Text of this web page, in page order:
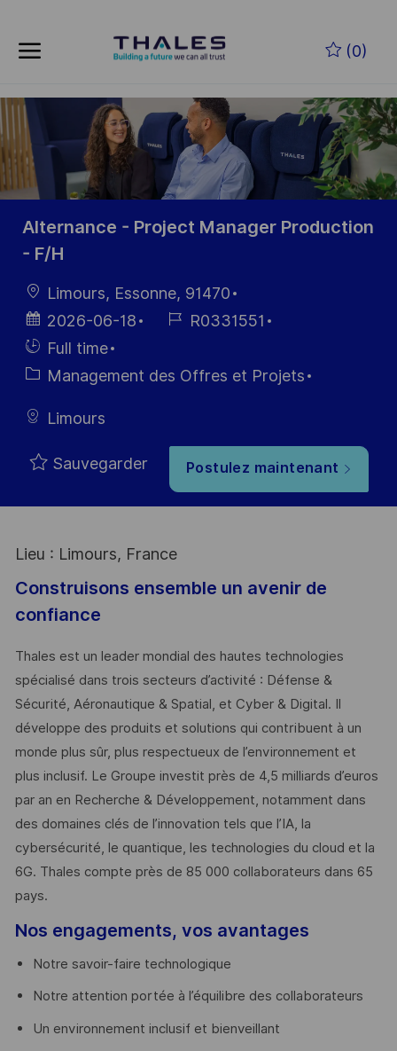
(0)
-
Alternance - Project Manager Production
- F/H
localisation
Limours, Essonne, 91470
Date
d’affichage
2026-06-18
Référence
R0331551
Hiring
Type
Full time
Catégorie
Management des Offres et Projets
Limours
Sauvegarder Postulez maintenant
Lieu : Limours, France
Construisons ensemble un avenir de
confiance
Thales est un leader mondial des hautes technologies
spécialisé dans trois secteurs d’activité : Défense &
Sécurité, Aéronautique & Spatial, et Cyber & Digital. Il
développe des produits et solutions qui contribuent à un
monde plus sûr, plus respectueux de l’environnement et
plus inclusif. Le Groupe investit près de 4,5 milliards d’euros
par an en Recherche & Développement, notamment dans
des domaines clés de l’innovation tels que l’IA, la
cybersécurité, le quantique, les technologies du cloud et la
6G. Thales compte près de 85 000 collaborateurs dans 65
pays. ​
Nos engagements, vos avantages
Notre savoir-faire technologique
Notre attention portée à l’équilibre des collaborateurs
Un environnement inclusif et bienveillant